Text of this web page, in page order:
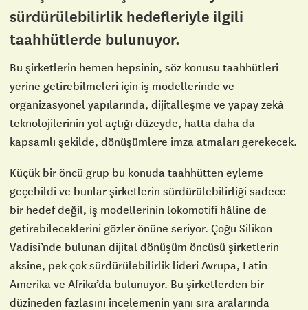
sürdürülebilirlik hedefleriyle ilgili
taahhütlerde bulunuyor.
Bu şirketlerin hemen hepsinin, söz konusu taahhütleri
yerine getirebilmeleri için iş modellerinde ve
organizasyonel yapılarında, dijitalleşme ve yapay zekâ
teknolojilerinin yol açtığı düzeyde, hatta daha da
kapsamlı şekilde, dönüşümlere imza atmaları gerekecek.
Küçük bir öncü grup bu konuda taahhütten eyleme
geçebildi ve bunlar şirketlerin sürdürülebilirliği sadece
bir hedef değil, iş modellerinin lokomotifi hâline de
getirebileceklerini gözler önüne seriyor. Çoğu Silikon
Vadisi’nde bulunan dijital dönüşüm öncüsü şirketlerin
aksine, pek çok sürdürülebilirlik lideri Avrupa, Latin
Amerika ve Afrika’da bulunuyor. Bu şirketlerden bir
düzineden fazlasını incelemenin yanı sıra aralarında